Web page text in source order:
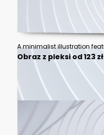
Obraz z pleksi od 123 zł